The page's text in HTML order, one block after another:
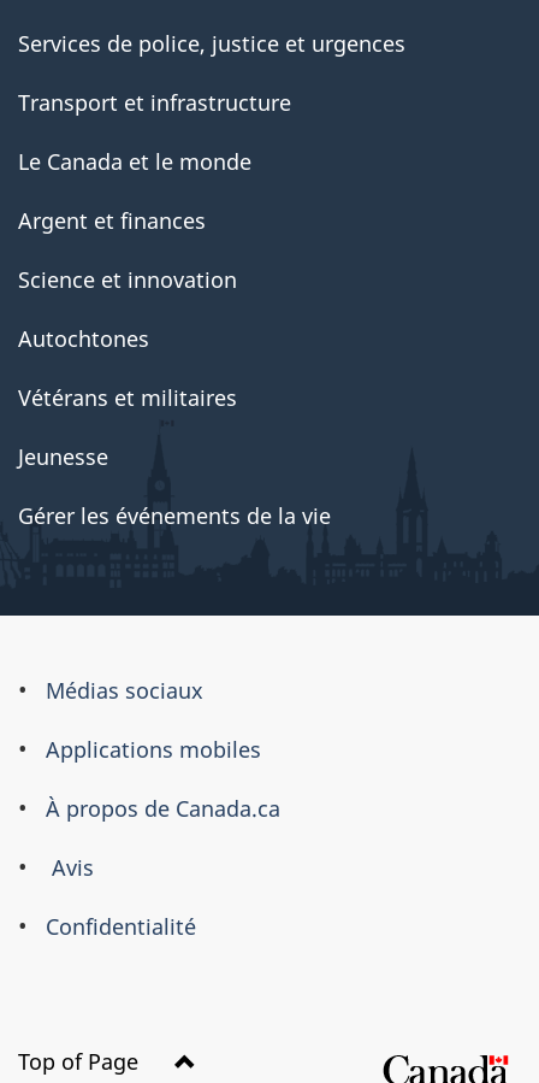
Services de police, justice et urgences
Transport et infrastructure
Le Canada et le monde
Argent et finances
Science et innovation
Autochtones
Vétérans et militaires
Jeunesse
Gérer les événements de la vie
À
propos
ce
site
Médias sociaux
Applications mobiles
À propos de Canada.ca
Avis
Confidentialité
Top of Page